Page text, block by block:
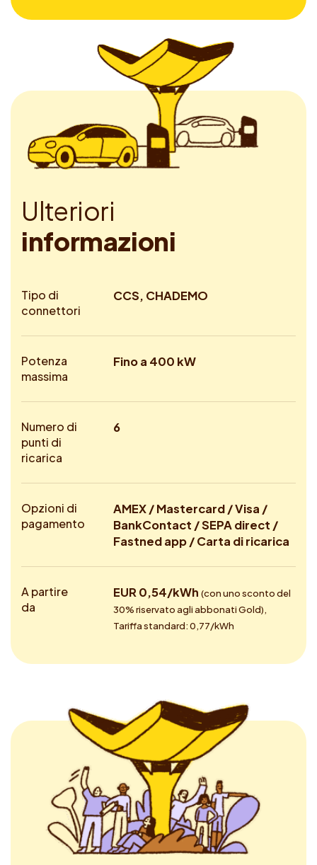
Ulteriori
informazioni
Tipo di
connettori
CCS, CHADEMO
Potenza
massima
Fino a 400 kW
Numero di
punti di
ricarica
6
Opzioni di
pagamento
AMEX / Mastercard / Visa /
BankContact / SEPA direct /
Fastned app / Carta di ricarica
A partire
da
EUR 0,54/kWh (con uno sconto del
30% riservato agli abbonati Gold),
Tariffa standard: 0,77/kWh